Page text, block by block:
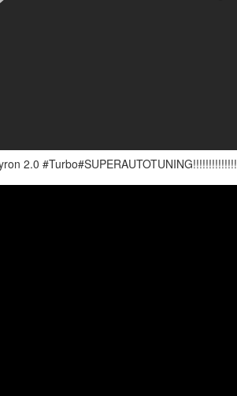
2.0 #Turbo#SUPERAUTOTUNING!!!!!!!!!!!!!!